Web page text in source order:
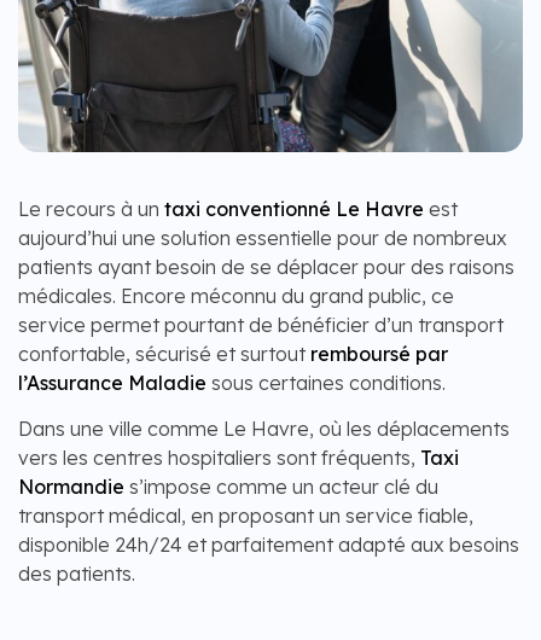
Le recours à un taxi conventionné Le Havre est
aujourd’hui une solution essentielle pour de nombreux
patients ayant besoin de se déplacer pour des raisons
médicales. Encore méconnu du grand public, ce
service permet pourtant de bénéficier d’un transport
confortable, sécurisé et surtout remboursé par
l’Assurance Maladie sous certaines conditions.
Dans une ville comme Le Havre, où les déplacements
vers les centres hospitaliers sont fréquents, Taxi
Normandie s’impose comme un acteur clé du
transport médical, en proposant un service fiable,
disponible 24h/24 et parfaitement adapté aux besoins
des patients.